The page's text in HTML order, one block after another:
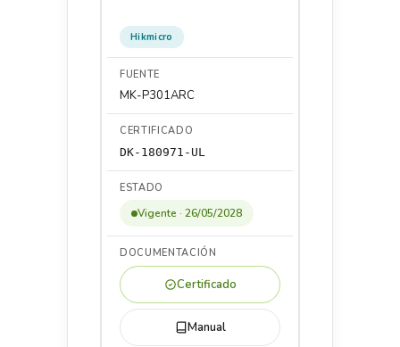
Hikmicro
MK-P301ARC
DK-180971-UL
Vigente · 26/05/2028
Certificado
Manual